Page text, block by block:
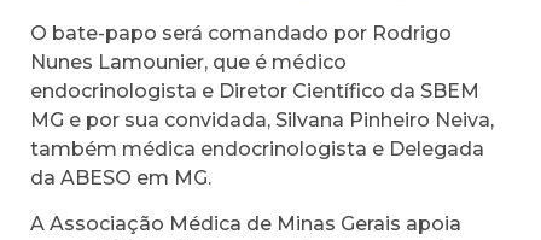
O bate-papo será comandado por Rodrigo
Nunes Lamounier, que é médico
endocrinologista e Diretor Científico da SBEM
MG e por sua convidada, Silvana Pinheiro Neiva,
também médica endocrinologista e Delegada
da ABESO em MG.
A Associação Médica de Minas Gerais apoia